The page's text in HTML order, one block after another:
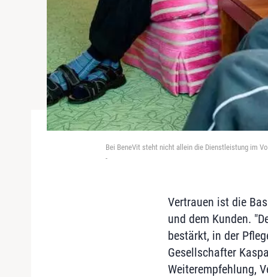
Bei BeneVit steht nicht allein die Dienstleistung im
-
Vertrauen ist die
und dem Kunden.
bestärkt, in der
Gesellschafter
Weiterempfehlung,